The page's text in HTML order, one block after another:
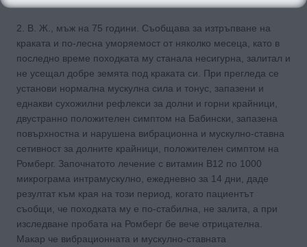
2. В. Ж., мъж на 75 години. Съобщава за изтръпване на
краката и по-лесна уморяемост от няколко месеца, като в
последно време походката му станала несигурна, залитал и
не усещал добре земята под краката си. При прегледа се
установи нормална мускулна сила и тонус, запазени и
еднакви сухожилни рефлекси за долни и горни крайници,
двустран­но положителен симптом на Бабински, запазена
повърхностна и нарушена вибрационна и мускулно-ставна
сетивност за долните крайници, положителен симптом на
Ромберг. Започнатото лечение с витамин В12 по 1000
микрограма интрамускулно, ежедневно за 14 дни, дaдe
резултат към края на този период, когато пациентът
съобщи, че поход­ката му е по-стабилна, не залита, а при
изследване пробата на Ромберг бе вече отрицателна.
Макар че вибрационната и мускулно-ставната